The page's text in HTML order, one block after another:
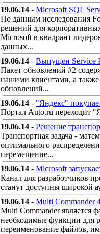
19.06.14 - Microsoft SQL
По данным исследования
решений для
Microsoft в квадрант
данных...
19.06.14 - Выпущен Service
Пакет обновлений #2
нашими клиентами, а также
обновлений...
19.06.14 - "Яндекс"
Портал Auto.ru переходит
19.06.14 - Решение
Транспортная задача -
оптимального
перемещение...
19.06.14 - Microsoft
Канал для разработчиков
станут доступны широкой
19.06.14 - Multi Commander
Multi Commander является
необходимые функции для
переименование файлов,